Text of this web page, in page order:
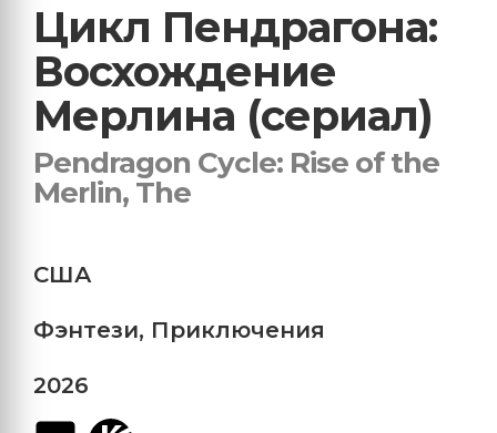
Цикл Пендрагона:
Восхождение
Мерлина (сериал)
Pendragon Cycle: Rise of the
Merlin, The
США
Фэнтези, Приключения
2026